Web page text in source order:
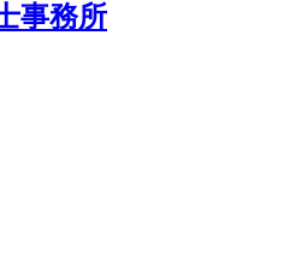
事務所